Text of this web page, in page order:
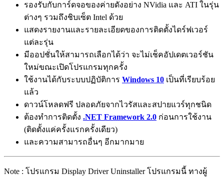
รองรับกับการ์ดจอของค่ายดังอย่าง NVidia และ ATI ในรุ่น
ต่างๆ รวมถึงชิบเซ็ต Intel ด้วย
แสดงรายงานและรายละเอียดของการติดตั้งไดร์ฟเวอร์
แต่ละรุ่น
มีออปชั่นให้สามารถเลือกได้ว่า จะไม่เช็คอัปเดตเวอร์ชัน
ใหม่ขณะเปิดโปรแกรมทุกครั้ง
ใช้งานได้กับระบบปฏิบัติการ Windows 10 เป็นที่เรียบร้อย
แล้ว
ดาวน์โหลดฟรี ปลอดภัยจากไวรัสและสปายแวร์ทุกชนิด
ต้องทำการติดตั้ง .NET Framework 2.0 ก่อนการใช้งาน
(ติดตั้งแค่ครั้งแรกครั้งเดียว)
และความสามารถอื่นๆ อีกมากมาย
Note : โปรแกรม Display Driver Uninstaller โปรแกรมนี้ ทางผู้